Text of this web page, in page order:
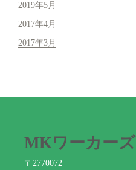
2019年5月
2017年4月
2017年3月
MKワーカーズ
〒2770072